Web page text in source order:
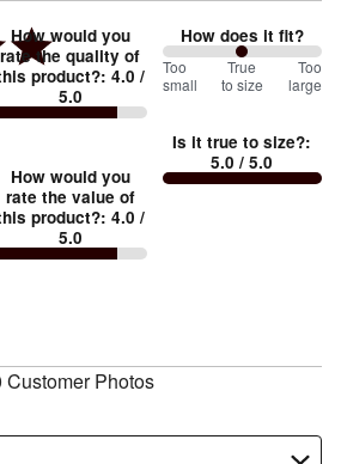
How would you
rate the quality of
product?: 4.0 /
5.0
How would you
rate the value of
product?: 4.0 /
5.0
How does it fit?
100
between
small
and
Too
small
True
to size
Too
large
Is it true to size?:
5.0 / 5.0
Customer Photos